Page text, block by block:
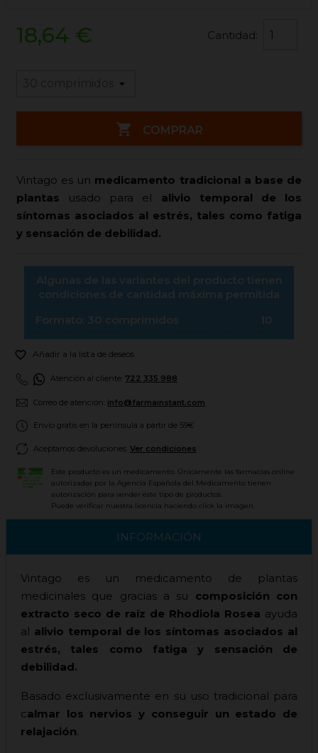
18,64 € Cantidad:
 COMPRAR
Vintago es un medicamento tradicional a base de
plantas usado para el alivio temporal de los
síntomas asociados al estrés, tales como fatiga
y sensación de debilidad.
Algunas de las variantes del producto tienen
condiciones de cantidad máxima permitida
Formato: 30 comprimidos
10
 Añadir a la lista de deseos
Atención al cliente: 722 335 988
Correo de atención: info@farmainstant.com
Envío gratis en la península a partir de 59€
Aceptamos devoluciones. Ver condiciones
Este producto es un medicamento. Únicamente las farmacias online
autorizadas por la Agencia Española del Medicamento tienen
autorización para vender este tipo de productos.
Puede verificar nuestra licencia haciendo click la imágen.
INFORMACIÓN
Vintago es un medicamento de plantas
medicinales que gracias a su composición con
extracto seco de raíz de Rhodiola Rosea ayuda
al alivio temporal de los síntomas asociados al
estrés, tales como fatiga y sensación de
debilidad.
Basado exclusivamente en su uso tradicional para
calmar los nervios y conseguir un estado de
relajación.